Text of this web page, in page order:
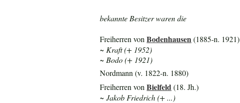
bekannte Besitzer waren die
Freiherren vonBodenhausen (1885-n. 1921)
~ Kraft (+ 1952)
~ Bodo (+ 1921)
Nordmann (v. 1822-n. 1880)
Freiherren vonBielfeld(18. Jh.)
~ Jakob Friedrich (+ ...)